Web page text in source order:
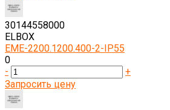
30144558000
ELBOX
EME-2200.1200.400-2-IP55
0
-
+
Запросить цену